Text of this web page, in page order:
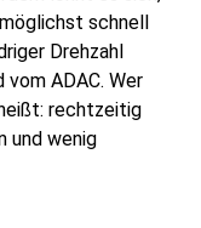
schnell
Drehzahl
ADAC. Wer
rechtzeitig
und wenig